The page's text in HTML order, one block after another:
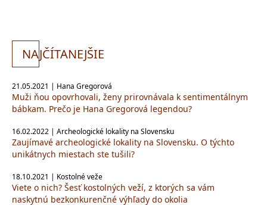
NAJČÍTANEJŠIE
21.05.2021 | Hana Gregorová
Muži ňou opovrhovali, ženy prirovnávala k sentimentálnym
bábkam. Prečo je Hana Gregorová legendou?
16.02.2022 | Archeologické lokality na Slovensku
Zaujímavé archeologické lokality na Slovensku. O týchto
unikátnych miestach ste tušili?
18.10.2021 | Kostolné veže
Viete o nich? Šesť kostolných veží, z ktorých sa vám
naskytnú bezkonkurenčné výhľady do okolia